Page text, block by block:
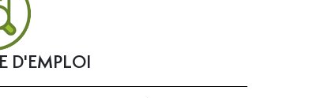
D'EMPLOI